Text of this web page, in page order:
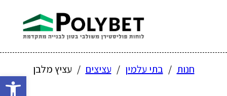
חנות / בתי עלמין / עציצים / עציץ מלבן